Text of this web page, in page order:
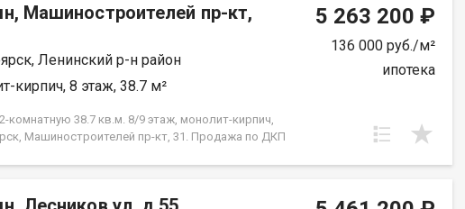
вам тишину и спокойствие. Квартира в
жилом состоянии, что дает вам возможность
по своему вкусу и воплотить любые
идеи. Совмещенный санузел, который можно
по своему усмотрению. В шаговой
находятся все необходимые объекты
Это идеальное местоположение для семей с
всех, кто ценит удобство и доступность городских
все виды расчёта. Возможно
сопровождение сделки. Помощь в оформлении
Машиностроителей пр-кт,
Ленинский р-н район
кирпич, 8 этаж, 38.7 м²
комнатную 38.7 кв.м. 8/9 этаж, монолит-кирпич,
Машиностроителей пр-кт, 31. Продажа по ДКП
5 263 200 ₽
136 000 руб./м²
ипотека